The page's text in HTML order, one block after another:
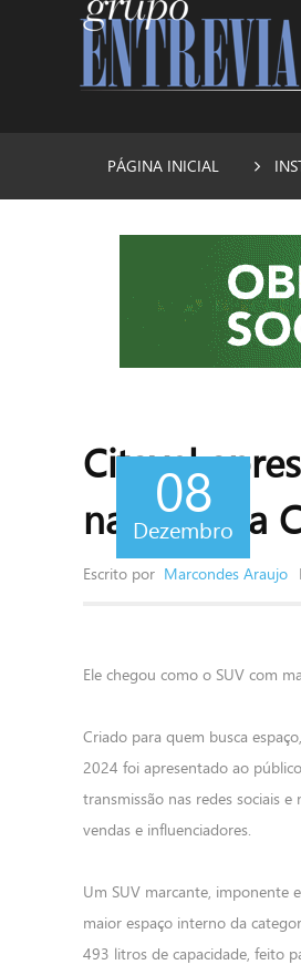
PÁGINA INICIAL
08
Dezembro
Citavel
na Baixada
Escrito por Marcondes Araujo
Ele chegou como o SUV com
Criado para quem busca
2024 foi apresentado ao
transmissão nas redes sociais
vendas e influenciadores.
Um SUV marcante, imponente
maior espaço interno da
493 litros de capacidade, feito